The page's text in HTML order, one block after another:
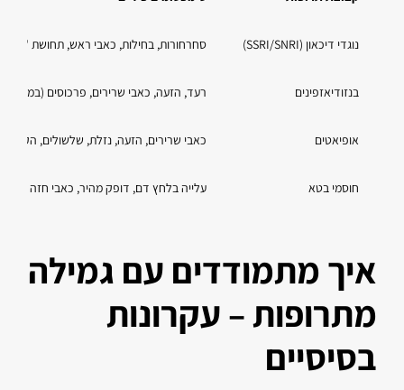
נוגדי דיכאון (SSRI/SNRI) סחרחורות, בחילות, כאבי ראש, תחושת
בנזודיאזפינים רעד, הזעה, כאבי שרירים, פרכוסים (במקרים
אופיאטים כאבי שרירים, הזעה, נזלת, שלשולים, הקאות
חוסמי בטא עלייה בלחץ דם, דופק מהיר, כאבי חזה
איך מתמודדים עם גמילה
מתרופות – עקרונות
בסיסיים